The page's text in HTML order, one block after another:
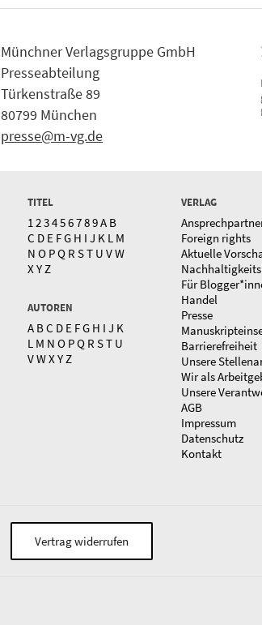
Münchner Verlagsgruppe GmbH
Presseabteilung
Türkenstraße 89
80799 München
presse@m-vg.de
TITEL
1 23456789A B
C D E FG H I J K L M
N O PQ R ST U VW
X Y Z
AUTOREN
A BC D E FG H I J K
L M N O PQ R ST U
VWX Y Z
VERLAG
Foreign rights
Aktuelle
Für
Handel
Presse
Barrierefreiheit
Unsere
Wir als
Unsere
AGB
Impressum
Datenschutz
Kontakt
Vertrag widerrufen